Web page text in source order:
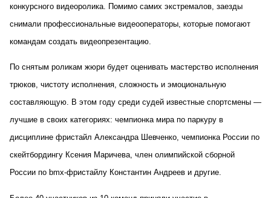
конкурсного видеоролика. Помимо самих экстремалов, заезды
снимали профессиональные видеооператоры, которые помогают
командам создать видеопрезентацию.
По снятым роликам жюри будет оценивать мастерство исполнения
трюков, чистоту исполнения, сложность и эмоциональную
составляющую. В этом году среди судей известные спортсмены —
лучшие в своих категориях: чемпионка мира по паркуру в
дисциплине фристайл Александра Шевченко, чемпионка России по
скейтбордингу Ксения Маричева, член олимпийской сборной
России по bmx-фристайлу Константин Андреев и другие.